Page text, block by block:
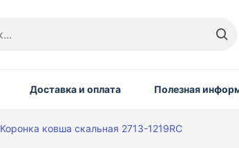
Доставка и оплата Полезная
Коронка ковша скальная 2713-1219RC